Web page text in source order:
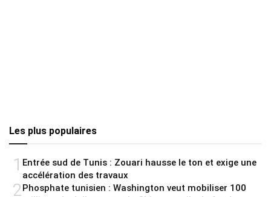
Les plus populaires
1 Entrée sud de Tunis : Zouari hausse le ton et exige une
accélération des travaux
2 Phosphate tunisien : Washington veut mobiliser 100